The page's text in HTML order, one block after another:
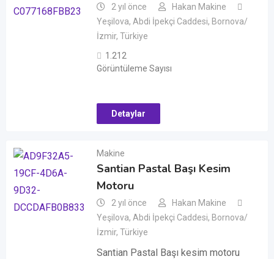
2 yıl önce
Hakan Makine
Yeşilova, Abdi İpekçi Caddesi, Bornova/
İzmir, Türkiye
1.212
Görüntüleme Sayısı
Detaylar
Makine
Santian Pastal Başı Kesim
Motoru
2 yıl önce
Hakan Makine
Yeşilova, Abdi İpekçi Caddesi, Bornova/
İzmir, Türkiye
Santian Pastal Başı kesim motoru